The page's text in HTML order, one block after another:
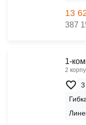
13
387
1-
2